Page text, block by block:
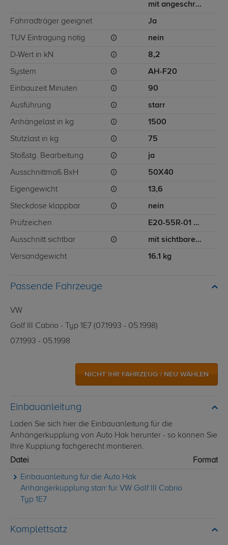
mit angeschraubtem Kugelkopf
Fahrradträger geeignet Ja
TÜV Eintragung nötig nein
D-Wert in kN 8,2
System AH-F20
Einbauzeit Minuten 90
Ausführung starr
Anhängelast in kg 1500
Stützlast in kg 75
Stoßstg. Bearbeitung ja
Ausschnittmaß BxH 50X40
Eigengewicht 13,6
Steckdose klappbar nein
Prüfzeichen E20-55R-01 0944
Ausschnitt sichtbar mit sichtbarem Ausschnitt für Stoßstange
Versandgewicht 16.1 kg
Passende Fahrzeuge
VW
Golf III Cabrio - Typ 1E7 (07.1993 - 05.1998)
07.1993 - 05.1998
NICHT IHR FAHRZEUG / NEU WÄHLEN
Einbauanleitung
Laden Sie sich hier die Einbauanleitung für die
Anhängerkupplung von Auto Hak herunter - so können Sie
Ihre Kupplung fachgerecht montieren.
Datei
Format
Einbauanleitung für die Auto Hak
Anhängerkupplung starr für VW Golf III Cabrio
Typ 1E7
Komplettsatz